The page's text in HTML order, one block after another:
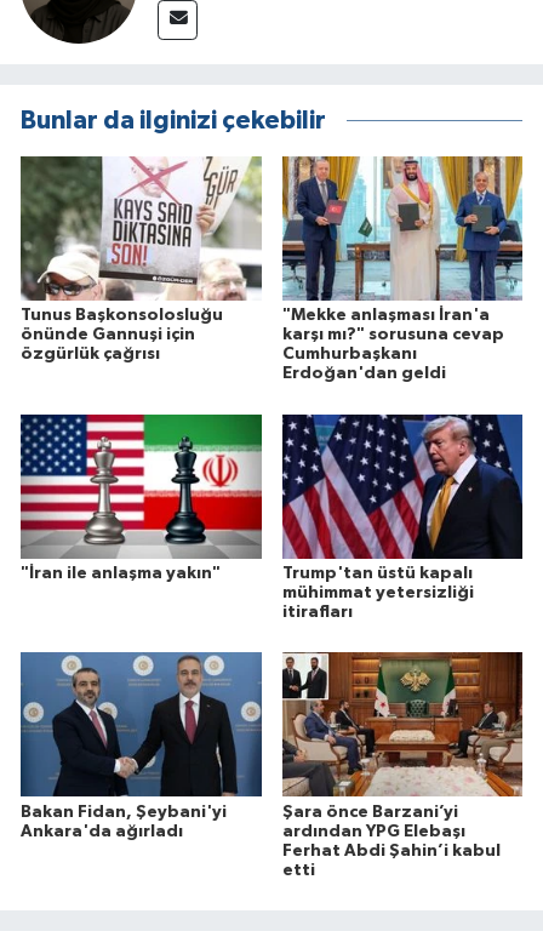
Bunlar da ilginizi çekebilir
Tunus Başkonsolosluğu
önünde Gannuşi için
özgürlük çağrısı
"Mekke anlaşması İran'a
karşı mı?" sorusuna cevap
Cumhurbaşkanı
Erdoğan'dan geldi
"İran ile anlaşma yakın"
Trump'tan üstü kapalı
mühimmat yetersizliği
itirafları
Bakan Fidan, Şeybani'yi
Ankara'da ağırladı
Şara önce Barzani’yi
ardından YPG Elebaşı
Ferhat Abdi Şahin’i kabul
etti